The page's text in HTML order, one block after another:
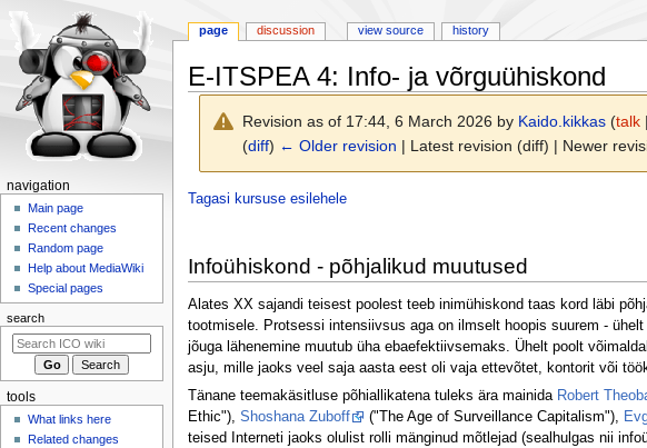
E-ITSPEA 4: Info- ja võrguühiskond
Revision as of 17:44, 6 March 2026 by Kaido.kikkas (talk
(diff) ← Older revision | Latest revision (diff) | Newer
Jump
Jump
Tagasi kursuse esilehele
Infoühiskond - põhjalikud muutused
Alates XX sajandi teisest poolest teeb inimühiskond taas kord läbi
tootmisele. Protsessi intensiivsus aga on ilmselt hoopis suurem -
jõuga lähenemine muutub üha ebaefektiivsemaks. Ühelt poolt
asju, mille jaoks veel saja aasta eest oli vaja ettevõtet, kontorit või
Tänane teemakäsitluse põhiallikatena tuleks ära mainida Robert
Ethic"), Shoshana Zuboff ("The Age of Surveillance Capitalism"),
teised Interneti jaoks olulist rolli mänginud mõtlejad (sealhulgas nii
N
a
o
n
m
page discussion view source history
navigation
Main page
Recent changes
Random page
Help about MediaWiki
Special pages
search
tools
What links here
Related changes